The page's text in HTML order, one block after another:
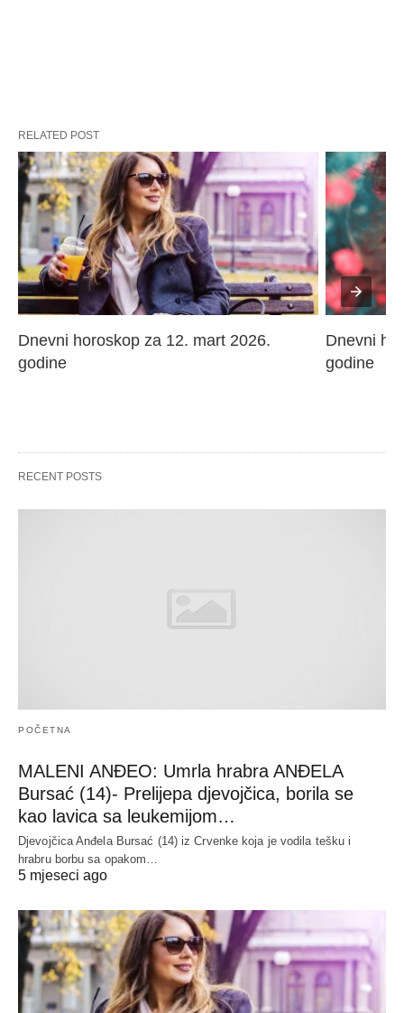
RELATED POST
Dnevni horoskop za 12. mart 2026.
godine
Dnevni
godine
RECENT POSTS
POČETNA
MALENI ANĐEO: Umrla hrabra ANĐELA
Bursać (14)- Prelijepa djevojčica, borila se
kao lavica sa leukemijom…
Djevojčica Anđela Bursać (14) iz Crvenke koja je vodila tešku i
hrabru borbu sa opakom…
5 mjeseci ago